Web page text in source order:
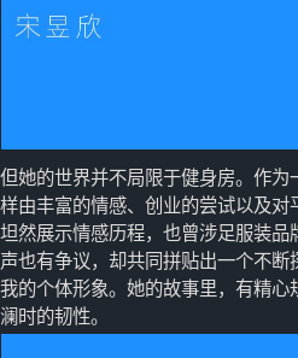
但她的世界并不局限于健身房。作
样由丰富的情感、创业的尝试以及
坦然展示情感历程，也曾涉足服装
声也有争议，却共同拼贴出一个不
我的个体形象。她的故事里，有精
澜时的韧性。